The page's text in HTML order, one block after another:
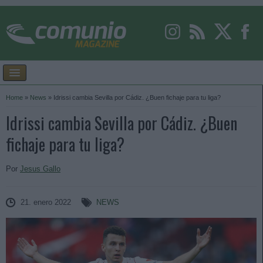
Home » News » Idrissi cambia Sevilla por Cádiz. ¿Buen fichaje para tu liga?
Idrissi cambia Sevilla por Cádiz. ¿Buen
fichaje para tu liga?
Por Jesus Gallo
21. enero 2022 NEWS